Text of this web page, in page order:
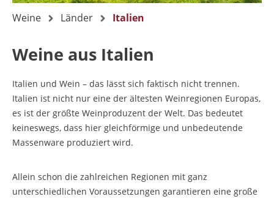
Weine Länder Italien
Weine aus Italien
Italien und Wein – das lässt sich faktisch nicht trennen.
Italien ist nicht nur eine der ältesten Weinregionen Europas,
es ist der größte Weinproduzent der Welt. Das bedeutet
keineswegs, dass hier gleichförmige und unbedeutende
Massenware produziert wird.
Allein schon die zahlreichen Regionen mit ganz
unterschiedlichen Voraussetzungen garantieren eine große